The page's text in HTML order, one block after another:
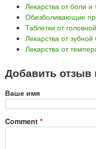
Лекарства от боли
Обезболивающие
Таблетки от
Лекарства от
Лекарства от
Добавить
Ваше имя
Comment *